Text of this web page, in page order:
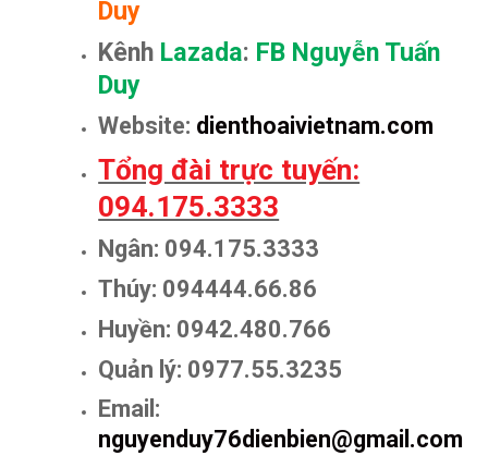
Duy
Kênh Lazada: FB Nguyễn Tuấn
Duy
Website: dienthoaivietnam.com
Tổng đài trực tuyến:
094.175.3333
Ngân: 094.175.3333
Thúy: 094444.66.86
Huyền: 0942.480.766
Quản lý: 0977.55.3235
Email:
nguyenduy76dienbien@gmail.com